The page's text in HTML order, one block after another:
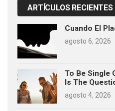
ARTÍCULOS RECIENTES
Cuando El
agosto 6, 2026
To Be Single
Is The
agosto 4, 2026